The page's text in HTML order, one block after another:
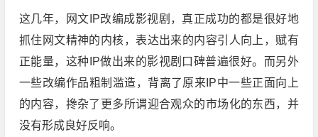
这几年，网文IP改编成影视剧，真正成功的都是很好地
抓住网文精神的内核，表达出来的内容引人向上，赋有
正能量，这种IP做出来的影视剧口碑普遍很好。而另外
一些改编作品粗制滥造，背离了原来IP中一些正面向上
的内容，搀杂了更多所谓迎合观众的市场化的东西，并
没有形成良好反响。